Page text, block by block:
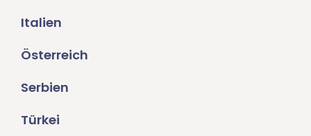
Italien
Österreich
Serbien
Türkei